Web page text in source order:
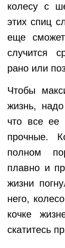
колесу с
этих спиц
еще
случится
рано или
Чтобы
жизнь,
что все ее
прочные.
полном
плавно и
жизни
него,
кочке
скатитесь